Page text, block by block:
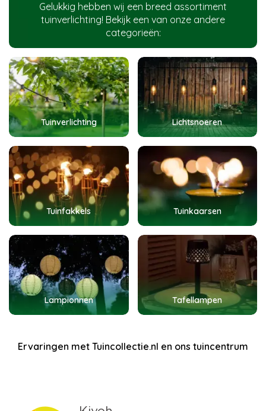
Gelukkig hebben wij een breed assortiment
tuinverlichting! Bekijk een van onze andere
categorieën:
Tuinverlichting Lichtsnoeren
Tuinfakkels Tuinkaarsen
Lampionnen Tafellampen
Ervaringen met Tuincollectie.nl en ons tuincentrum